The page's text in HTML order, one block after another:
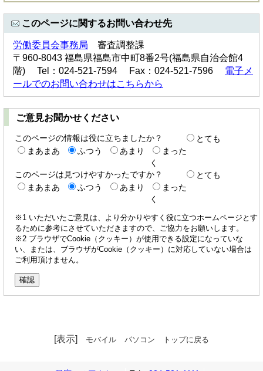
このページに関するお問い合わせ先
労働委員会事務局 審査調整課
〒960-8043 福島県福島市中町8番2号(福島県自治会館4
階) Tel：024-521-7594 Fax：024-521-7596 電子メ
ールでのお問い合わせはこちらから
ご意見お聞かせください
このページの情報は役に立ちましたか？
とても
まあまあ
ふつう あまり
まった
く
このページは見つけやすかったですか？
とても
まあまあ
ふつう あまり
まった
く
※1 いただいたご意見は、より分かりやすく役に立つホームページとす
るために参考にさせていただきますので、ご協力をお願いします。
※2 ブラウザでCookie（クッキー）が使用できる設定になっていな
い、または、ブラウザがCookie（クッキー）に対応していない場合は
ご利用頂けません。
[表示] モバイル パソコン トップに戻る